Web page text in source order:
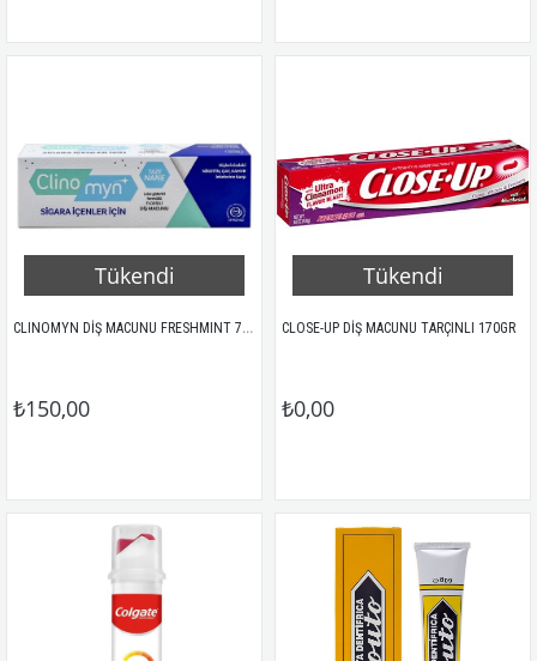
Tükendi
CLINOMYN DİŞ MACUNU FRESHMINT 75GR
₺150,00
Tükendi
CLOSE-UP DİŞ MACUNU TARÇINLI 170GR
₺0,00